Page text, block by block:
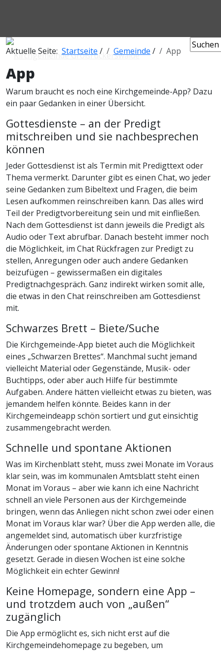
Aktuelle Seite: Startseite / Gemeinde / App
App
Warum braucht es noch eine Kirchgemeinde-App? Dazu
ein paar Gedanken in einer Übersicht.
Gottesdienste – an der Predigt
mitschreiben und sie nachbesprechen
können
Jeder Gottesdienst ist als Termin mit Predigttext oder
Thema vermerkt. Darunter gibt es einen Chat, wo jeder
seine Gedanken zum Bibeltext und Fragen, die beim
Lesen aufkommen reinschreiben kann. Das alles wird
Teil der Predigtvorbereitung sein und mit einfließen.
Nach dem Gottesdienst ist dann jeweils die Predigt als
Audio oder Text abrufbar. Danach besteht immer noch
die Möglichkeit, im Chat Rückfragen zur Predigt zu
stellen, Anregungen oder auch andere Gedanken
beizufügen – gewissermaßen ein digitales
Predigtnachgespräch. Ganz indirekt wirken somit alle,
die etwas in den Chat reinschreiben am Gottesdienst
mit.
Schwarzes Brett – Biete/Suche
Die Kirchgemeinde-App bietet auch die Möglichkeit
eines „Schwarzen Brettes“. Manchmal sucht jemand
vielleicht Material oder Gegenstände, Musik- oder
Buchtipps, oder aber auch Hilfe für bestimmte
Aufgaben. Andere hätten vielleicht etwas zu bieten, was
jemandem helfen könnte. Beides kann in der
Kirchgemeindeapp schön sortiert und gut einsichtig
zusammengebracht werden.
Schnelle und spontane Aktionen
Was im Kirchenblatt steht, muss zwei Monate im Voraus
klar sein, was im kommunalen Amtsblatt steht einen
Monat im Voraus – aber wie kann ich eine Nachricht
schnell an viele Personen aus der Kirchgemeinde
bringen, wenn das Anliegen nicht schon zwei oder einen
Monat im Voraus klar war? Über die App werden alle, die
angemeldet sind, automatisch über kurzfristige
Änderungen oder spontane Aktionen in Kenntnis
gesetzt. Gerade in diesen Wochen ist eine solche
Möglichkeit ein echter Gewinn!
Keine Homepage, sondern eine App –
und trotzdem auch von „außen“
zugänglich
Die App ermöglicht es, sich nicht erst auf die
Kirchgemeindehomepage zu begeben, um